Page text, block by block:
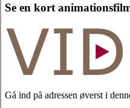
Se en kort
Gå ind på adressen øverst i